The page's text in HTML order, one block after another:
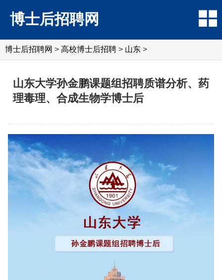
博士后招聘网
博士后招聘网 > 高校博士后招聘 > 山东 >
山东大学孙金鹏课题组招聘质谱分析、药
理毒理、合成生物学博士后